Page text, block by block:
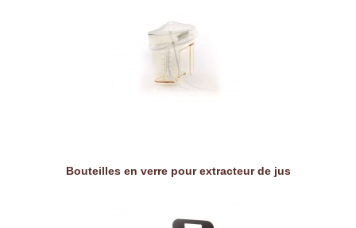
Bouteilles en verre pour extracteur de jus